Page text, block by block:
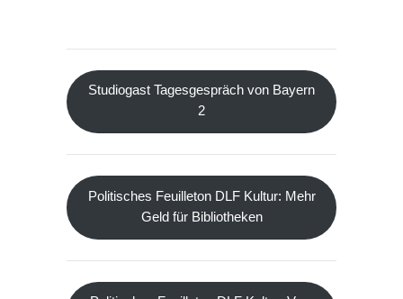
Studiogast Tagesgespräch von Bayern
2
Politisches Feuilleton DLF Kultur: Mehr